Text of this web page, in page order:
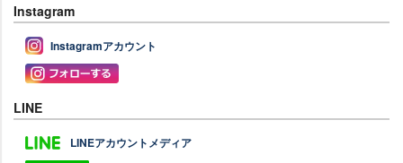
Instagram
Instagramアカウント
LINE
LINEアカウントメディア